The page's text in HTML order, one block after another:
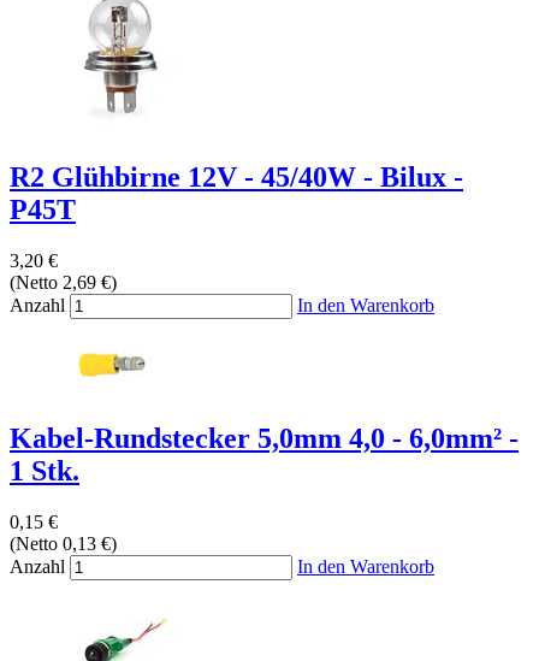
R2 Glühbirne 12V - 45/40W - Bilux -
P45T
3,20 €
(Netto 2,69 €)
Anzahl
In den Warenkorb
Kabel-Rundstecker 5,0mm 4,0 - 6,0mm² -
1 Stk.
0,15 €
(Netto 0,13 €)
Anzahl
In den Warenkorb